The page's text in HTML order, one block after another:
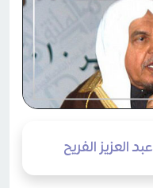
العزيز الفريح